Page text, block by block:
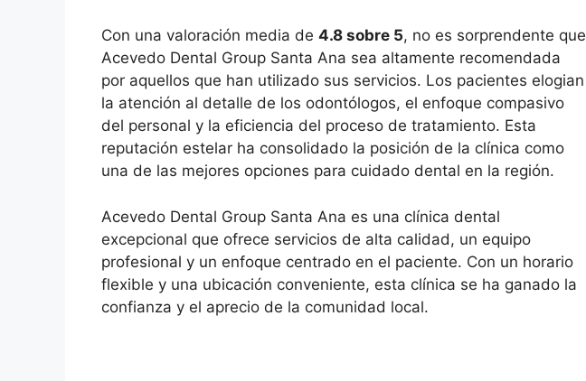
Con una valoración media de 4.8 sobre 5, no es sorprendente que
Acevedo Dental Group Santa Ana sea altamente recomendada
por aquellos que han utilizado sus servicios. Los pacientes elogian
la atención al detalle de los odontólogos, el enfoque compasivo
del personal y la eficiencia del proceso de tratamiento. Esta
reputación estelar ha consolidado la posición de la clínica como
una de las mejores opciones para cuidado dental en la región.
Acevedo Dental Group Santa Ana es una clínica dental
excepcional que ofrece servicios de alta calidad, un equipo
profesional y un enfoque centrado en el paciente. Con un horario
flexible y una ubicación conveniente, esta clínica se ha ganado la
confianza y el aprecio de la comunidad local.